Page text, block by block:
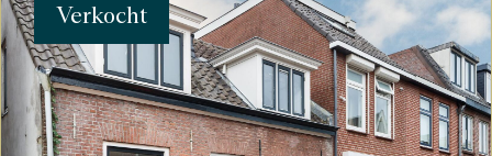
Verkocht